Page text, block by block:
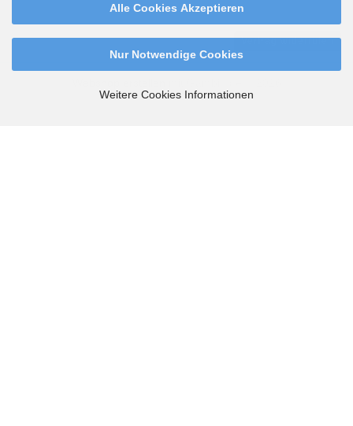
Alle Cookies Akzeptieren
Nur Notwendige Cookies
Weitere Cookies Informationen
Vertrag widerrufen